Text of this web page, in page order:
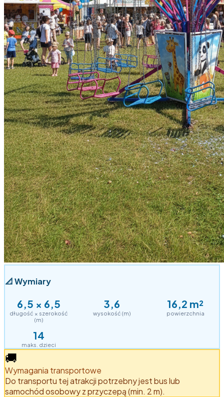
📐Wymiary
6,5 × 6,5
długość × szerokość
(m)
3,6
wysokość (m)
16,2 m²
powierzchnia
14
maks. dzieci
🚚
Wymagania transportowe
Do transportu tej atrakcji potrzebny jest bus lub
samochód osobowy z przyczepą (min. 2 m).